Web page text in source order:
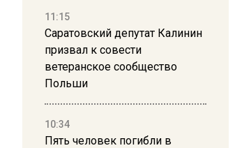
11:15
Саратовский депутат Калинин
призвал к совести
ветеранское сообщество
Польши
10:34
Пять человек погибли в